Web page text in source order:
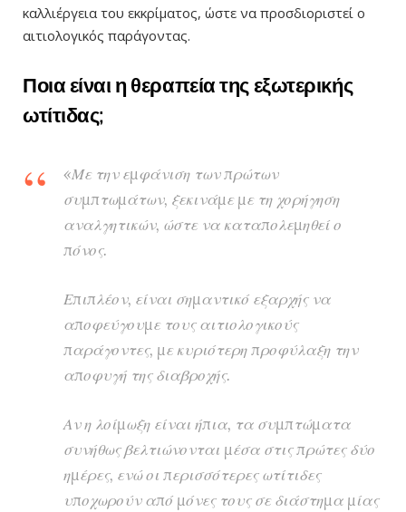
καλλιέργεια του εκκρίματος, ώστε να προσδιοριστεί ο
αιτιολογικός παράγοντας.
Ποια είναι η θεραπεία της εξωτερικής
ωτίτιδας;
«Με την εμφάνιση των πρώτων
συμπτωμάτων, ξεκινάμε με τη χορήγηση
αναλγητικών, ώστε να καταπολεμηθεί ο
πόνος.
Επιπλέον, είναι σημαντικό εξαρχής να
αποφεύγουμε τους αιτιολογικούς
παράγοντες, με κυριότερη προφύλαξη την
αποφυγή της διαβροχής.
Αν η λοίμωξη είναι ήπια, τα συμπτώματα
συνήθως βελτιώνονται μέσα στις πρώτες δύο
ημέρες, ενώ οι περισσότερες ωτίτιδες
υποχωρούν από μόνες τους σε διάστημα μίας